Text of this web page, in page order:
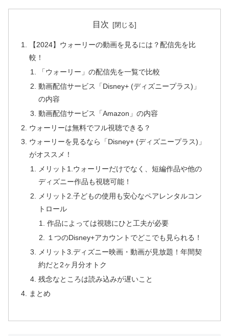
目次
【2024】ウォーリーの動画を見るには？配信先を比
較！
「ウォーリー」の配信先を一覧で比較
動画配信サービス「Disney+ (ディズニープラス)」
の内容
動画配信サービス「Amazon」の内容
ウォーリーは無料でフル視聴できる？
ウォーリーを見るなら「Disney+ (ディズニープラス)」
がオススメ！
メリット1.ウォーリーだけでなく、短編作品や他の
ディズニー作品も視聴可能！
メリット2.子どもの使用も安心なペアレンタルコン
トロール
作品によっては視聴にひと工夫が必要
１つのDisney+アカウントでどこでも見られる！
メリット3.ディズニー映画・動画が見放題！年間契
約だと2ヶ月分オトク
残念なところは読み込みが遅いこと
まとめ